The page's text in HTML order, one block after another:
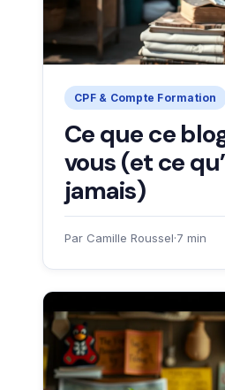
CPF & Compte Formation
Ce que ce
vous (et ce
jamais)
Par Camille Roussel·7 min